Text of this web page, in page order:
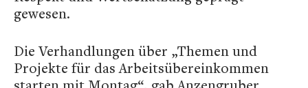
gewesen.
Die Verhandlungen über „Themen und
Projekte für das Arbeitsübereinkommen